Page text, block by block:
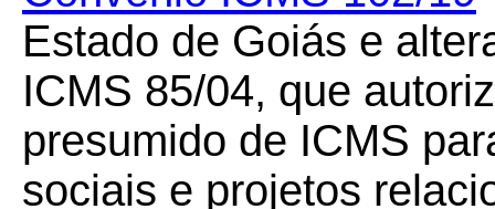
Estado de Goiás e
ICMS 85/04, que
presumido de ICMS
sociais e projetos